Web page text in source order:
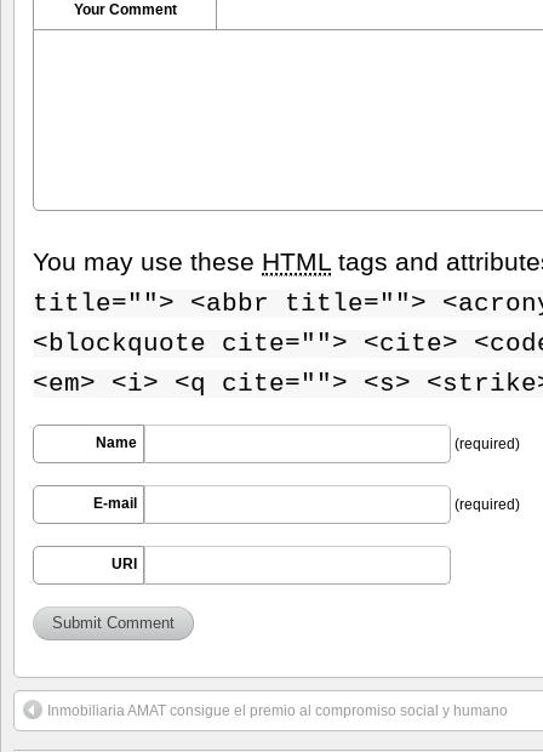
Your Comment
You may use these HTML tags and
title=""> <abbr title="">
<blockquote cite=""> <cite>
<em> <i> <q cite=""> <s>
Name (required)
E-mail (required)
URI
Inmobiliaria AMAT consigue el premio al compromiso social y humano